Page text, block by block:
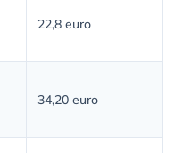
22,8 euro
34,20 euro